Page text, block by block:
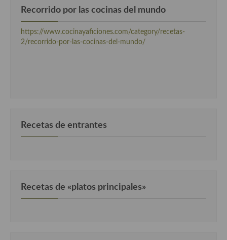
Recorrido por las cocinas del mundo
https://www.cocinayaficiones.com/category/recetas-
2/recorrido-por-las-cocinas-del-mundo/
Recetas de entrantes
Recetas de «platos principales»